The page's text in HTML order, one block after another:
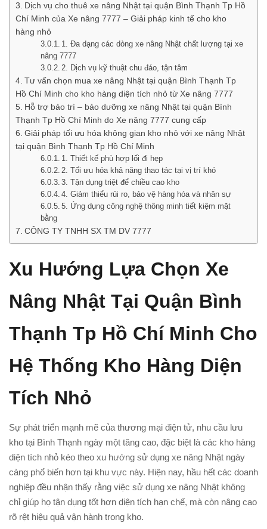
Dịch vụ cho thuê xe nâng Nhật tại quận Bình Thạnh Tp Hồ
Chí Minh của Xe nâng 7777 – Giải pháp kinh tế cho kho
hàng nhỏ
1. Đa dạng các dòng xe nâng Nhật chất lượng tại xe
nâng 7777
2. Dịch vụ kỹ thuật chu đáo, tận tâm
Tư vấn chọn mua xe nâng Nhật tại quận Bình Thạnh Tp
Hồ Chí Minh cho kho hàng diện tích nhỏ từ Xe nâng 7777
Hỗ trợ bảo trì – bảo dưỡng xe nâng Nhật tại quận Bình
Thạnh Tp Hồ Chí Minh do Xe nâng 7777 cung cấp
Giải pháp tối ưu hóa không gian kho nhỏ với xe nâng Nhật
tại quận Bình Thạnh Tp Hồ Chí Minh
1. Thiết kế phù hợp lối đi hẹp
2. Tối ưu hóa khả năng thao tác tại vị trí khó
3. Tận dụng triệt để chiều cao kho
4. Giảm thiểu rủi ro, bảo vệ hàng hóa và nhân sự
5. Ứng dụng công nghệ thông minh tiết kiệm mặt
bằng
CÔNG TY TNHH SX TM DV 7777
Xu Hướng Lựa Chọn Xe
Nâng Nhật Tại Quận Bình
Thạnh Tp Hồ Chí Minh Cho
Hệ Thống Kho Hàng Diện
Tích Nhỏ
Sự phát triển mạnh mẽ của thương mại điện tử, nhu cầu lưu
kho tại Bình Thạnh ngày một tăng cao, đặc biệt là các kho hàng
diện tích nhỏ kéo theo xu hướng sử dụng xe nâng Nhật ngày
càng phổ biến hơn tại khu vực này. Hiện nay, hầu hết các doanh
nghiệp đều nhận thấy rằng việc sử dụng xe nâng Nhật không
chỉ giúp họ tận dụng tốt hơn diện tích hạn chế, mà còn nâng cao
rõ rệt hiệu quả vận hành trong kho.